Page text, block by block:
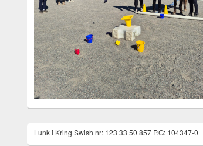
Lunk i Kring Swish nr: 123 33 50 857 P.G: 104347-0